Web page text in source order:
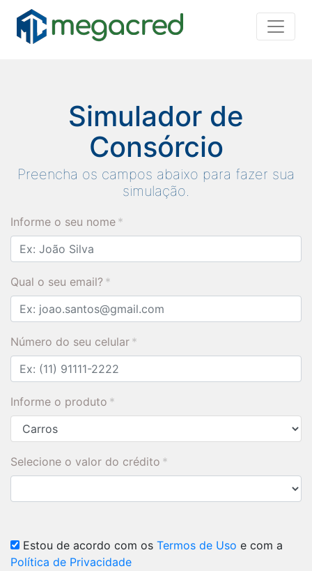
Simulador de
Consórcio
Preencha os campos abaixo para fazer sua
simulação.
Informe o seu nome *
Qual o seu email? *
Número do seu celular *
Informe o produto *
Selecione o valor do crédito *
Estou de acordo com os Termos de Uso e com a
Política de Privacidade